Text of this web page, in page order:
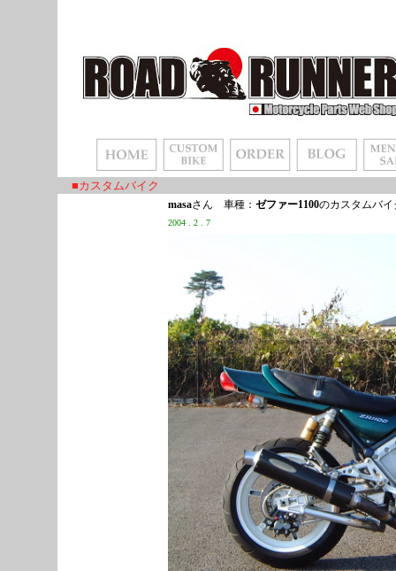
■カスタムバイク
masaさん 車種： ゼファー1100のカスタムバイ
2004 . 2 . 7